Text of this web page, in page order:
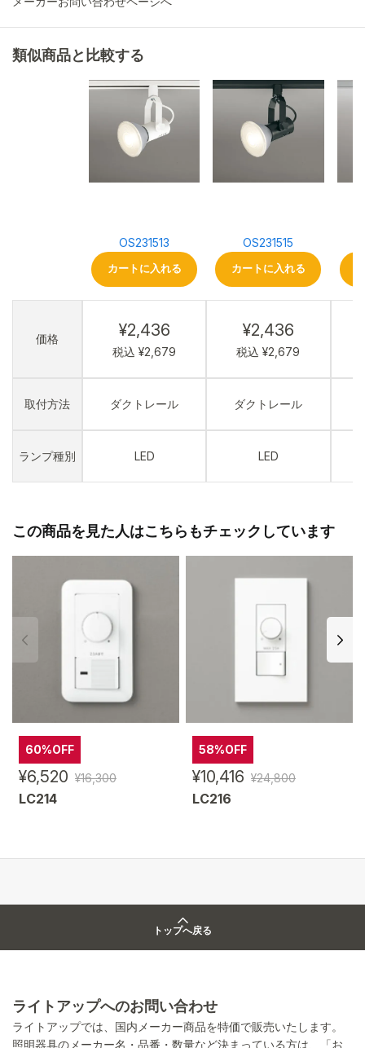
類似商品と比較する
価格
取付方法
ランプ種別
OS231513
カートに入れる
¥2,436
税込 ¥2,679
ダクトレール
LED
OS231515
カートに入れる
¥2,436
税込 ¥2,679
ダクトレール
LED
この商品を見た人はこちらもチェックしています
60%OFF
¥6,520 ¥16,300
LC214
58%OFF
¥10,416 ¥24,800
LC216
トップへ戻る
ライトアップへのお問い合わせ
ライトアップでは、国内メーカー商品を特価で販売いたします。
照明器具のメーカー名・品番・数量など決まっている方は、「お